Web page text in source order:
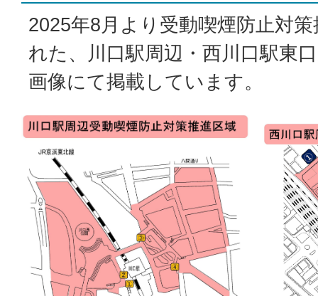
2025年8月より受動喫煙防止対
れた、川口駅周辺・西川口駅東
画像にて掲載しています。